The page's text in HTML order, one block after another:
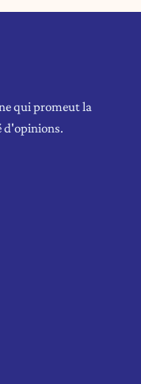
qui promeut la
d'opinions.